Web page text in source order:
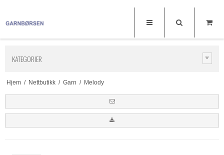
KATEGORIER
Hjem / Nettbutikk / Garn / Melody